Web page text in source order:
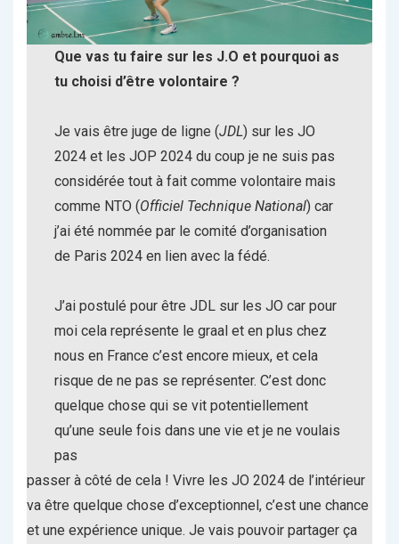
Que vas tu faire sur les J.O et pourquoi as
tu choisi d’être volontaire ?
Je vais être juge de ligne (JDL) sur les JO
2024 et les JOP 2024 du coup je ne suis pas
considérée tout à fait comme volontaire mais
comme NTO (Officiel Technique National) car
j’ai été nommée par le comité d’organisation
de Paris 2024 en lien avec la fédé.
J’ai postulé pour être JDL sur les JO car pour
moi cela représente le graal et en plus chez
nous en France c’est encore mieux, et cela
risque de ne pas se représenter. C’est donc
quelque chose qui se vit potentiellement
qu’une seule fois dans une vie et je ne voulais
pas
passer à côté de cela ! Vivre les JO 2024 de l’intérieur
va être quelque chose d’exceptionnel, c’est une chance
et une expérience unique. Je vais pouvoir partager ça